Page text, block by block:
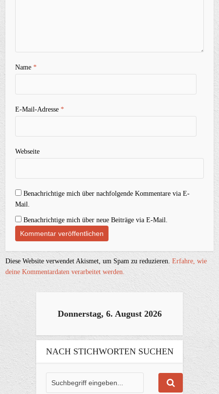
Name*
E-Mail-Adresse*
Webseite
Benachrichtige mich über nachfolgende Kommentare via E-
Mail.
Benachrichtige mich über neue Beiträge via E-Mail.
Diese Website verwendet Akismet, um Spam zu reduzieren.Erfahre, wie
deine Kommentardaten verarbeitet werden.
Donnerstag, 6. August 2026
NACH STICHWORTEN SUCHEN